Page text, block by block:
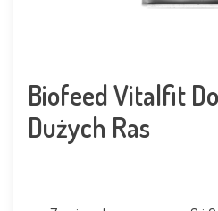
Biofeed Vitalfit
Dużych Ras